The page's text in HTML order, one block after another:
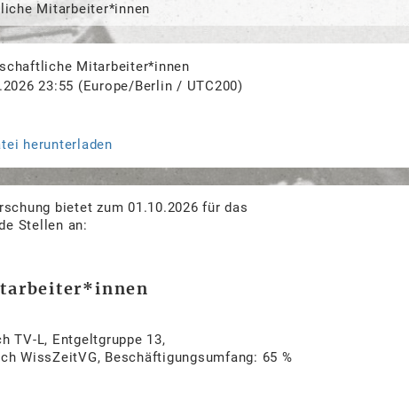
Mitarbeiter*innen
Mitarbeiter*innen
23:55 (Europe/Berlin / UTC200)
herunterladen
bietet zum 01.10.2026 für das
Stellen an:
TV-L, Entgeltgruppe 13,
WissZeitVG, Beschäftigungsumfang: 65 %